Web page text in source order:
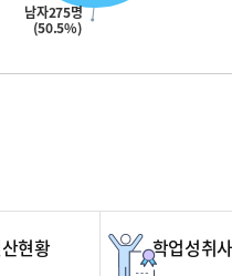
남자275명
(50.5%)
현황 학업성취